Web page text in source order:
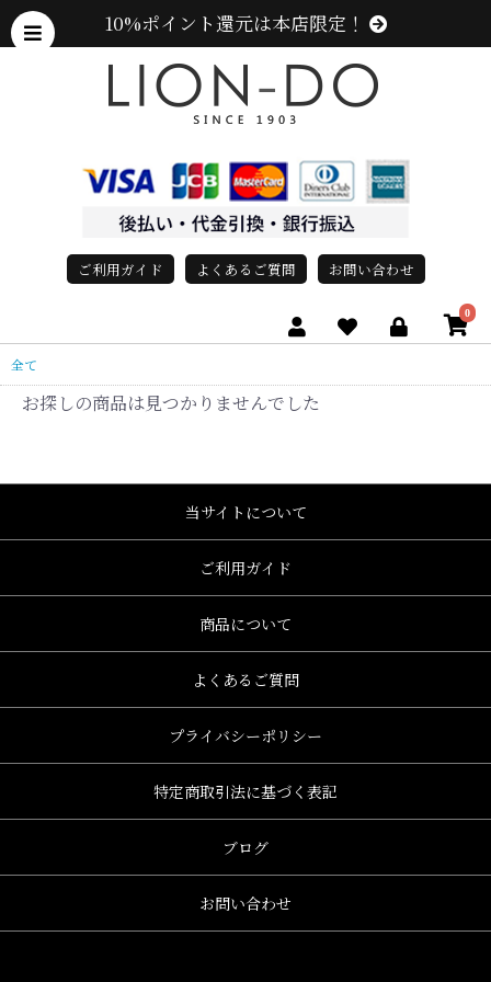
10%ポイント還元は本店限定！
ご利用ガイド よくあるご質問 お問い合わせ
0
全て
お探しの商品は見つかりませんでした
当サイトについて
ご利用ガイド
商品について
よくあるご質問
プライバシーポリシー
特定商取引法に基づく表記
ブログ
お問い合わせ